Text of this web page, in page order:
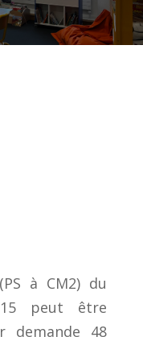
à CM2) du
peut être
demande 48